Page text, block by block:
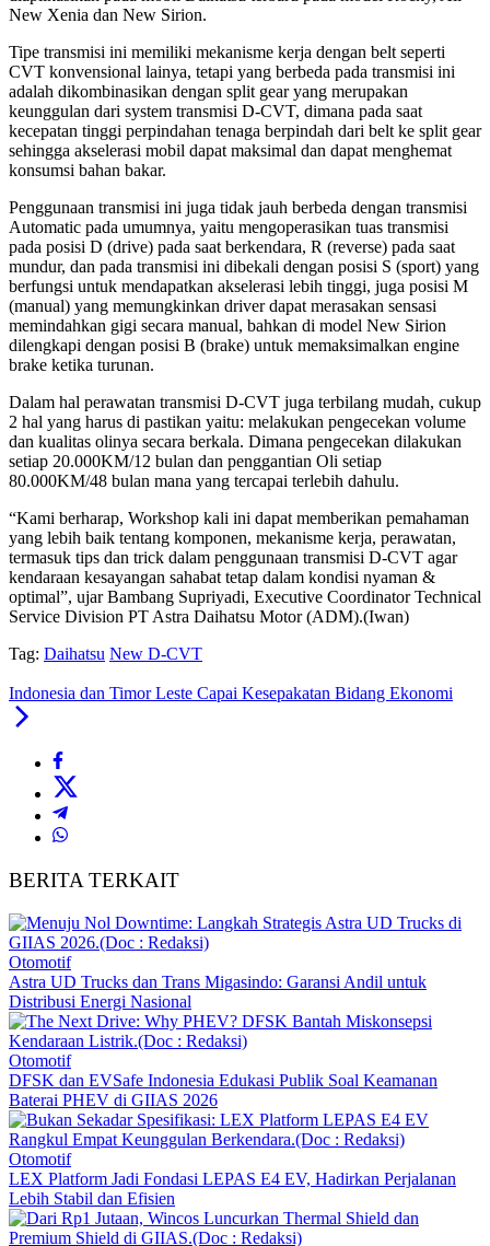
New Xenia dan New Sirion.
Tipe transmisi ini memiliki mekanisme kerja dengan belt seperti
CVT konvensional lainya, tetapi yang berbeda pada transmisi ini
adalah dikombinasikan dengan split gear yang merupakan
keunggulan dari system transmisi D-CVT, dimana pada saat
kecepatan tinggi perpindahan tenaga berpindah dari belt ke split gear
sehingga akselerasi mobil dapat maksimal dan dapat menghemat
konsumsi bahan bakar.
Penggunaan transmisi ini juga tidak jauh berbeda dengan transmisi
Automatic pada umumnya, yaitu mengoperasikan tuas transmisi
pada posisi D (drive) pada saat berkendara, R (reverse) pada saat
mundur, dan pada transmisi ini dibekali dengan posisi S (sport) yang
berfungsi untuk mendapatkan akselerasi lebih tinggi, juga posisi M
(manual) yang memungkinkan driver dapat merasakan sensasi
memindahkan gigi secara manual, bahkan di model New Sirion
dilengkapi dengan posisi B (brake) untuk memaksimalkan engine
brake ketika turunan.
Dalam hal perawatan transmisi D-CVT juga terbilang mudah, cukup
2 hal yang harus di pastikan yaitu: melakukan pengecekan volume
dan kualitas olinya secara berkala. Dimana pengecekan dilakukan
setiap 20.000KM/12 bulan dan penggantian Oli setiap
80.000KM/48 bulan mana yang tercapai terlebih dahulu.
“Kami berharap, Workshop kali ini dapat memberikan pemahaman
yang lebih baik tentang komponen, mekanisme kerja, perawatan,
termasuk tips dan trick dalam penggunaan transmisi D-CVT agar
kendaraan kesayangan sahabat tetap dalam kondisi nyaman &
optimal”, ujar Bambang Supriyadi, Executive Coordinator Technical
Service Division PT Astra Daihatsu Motor (ADM).(Iwan)
Tag: Daihatsu New D-CVT
Indonesia dan Timor Leste Capai Kesepakatan Bidang Ekonomi
BERITA TERKAIT
Otomotif
Astra UD Trucks dan Trans Migasindo: Garansi Andil untuk
Distribusi Energi Nasional
Otomotif
DFSK dan EVSafe Indonesia Edukasi Publik Soal Keamanan
Baterai PHEV di GIIAS 2026
Otomotif
LEX Platform Jadi Fondasi LEPAS E4 EV, Hadirkan Perjalanan
Lebih Stabil dan Efisien